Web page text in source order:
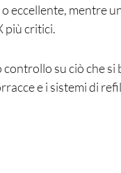
eccellente, mentre
più critici.
su ciò che
e i sistemi di